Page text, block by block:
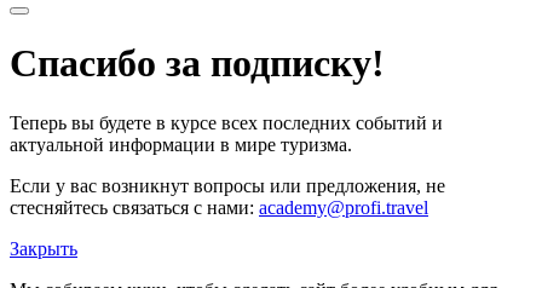
Спасибо за подписку!
Теперь вы будете в курсе всех последних событий и
актуальной информации в мире туризма.
Если у вас возникнут вопросы или предложения, не
стесняйтесь связаться с нами: academy@profi.travel
Закрыть